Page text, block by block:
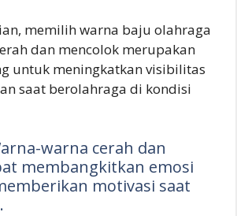
memilih warna baju olahraga
dan mencolok merupakan
untuk meningkatkan visibilitas
saat berolahraga di kondisi
warna cerah dan
membangkitkan emosi
motivasi saat